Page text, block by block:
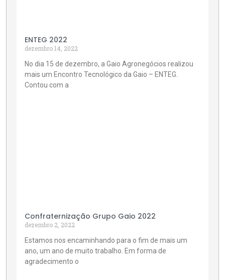
ENTEG 2022
dezembro 14, 2022
No dia 15 de dezembro, a Gaio Agronegócios realizou
mais um Encontro Tecnológico da Gaio – ENTEG.
Contou com a
Confraternização Grupo Gaio 2022
dezembro 2, 2022
Estamos nos encaminhando para o fim de mais um
ano, um ano de muito trabalho. Em forma de
agradecimento o